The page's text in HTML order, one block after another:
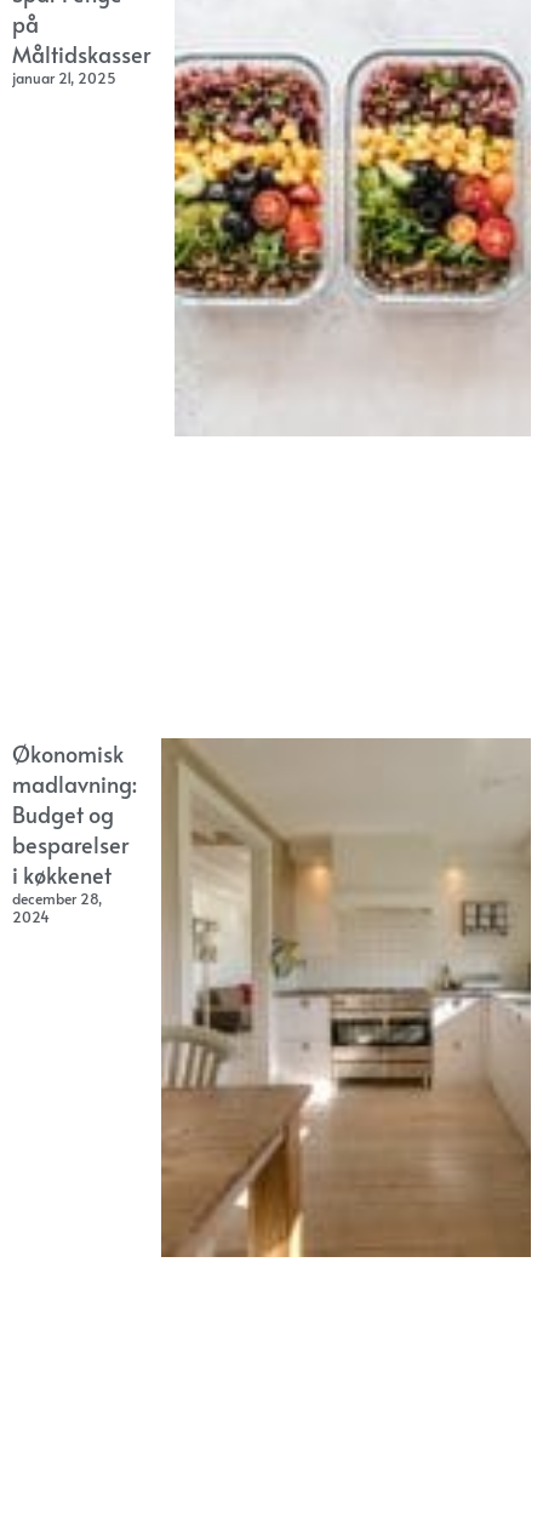
på
Måltidskasser
januar 21, 2025
Økonomisk
madlavning:
Budget og
besparelser
i køkkenet
december 28,
2024